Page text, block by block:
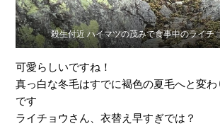
殺生付近 ハイマツの茂みで食事中のライチ
可愛らしいですね！
真っ白な冬毛はすでに褐色の夏毛へと変わ
です
ライチョウさん、衣替え早すぎでは？